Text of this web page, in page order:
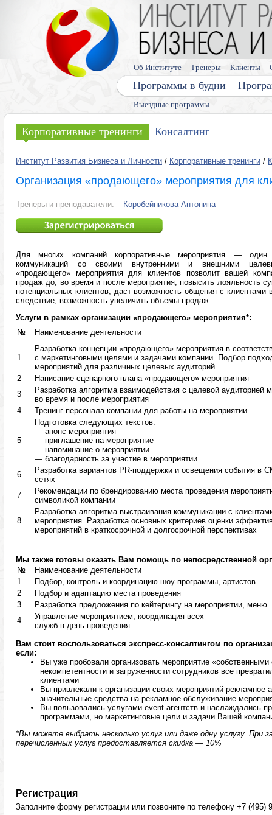
Выездные программы
Программы в будни
Об Институте Тренеры Клиенты
Корпоративные тренинги Консалтинг
Институт Развития Бизнеса и Личности / Корпоративные тренинги /
Организация «продающего» мероприятия для
Тренеры и преподаватели: Коробейникова Антонина
Для многих компаний корпоративные мероприятия — один
коммуникаций со своими внутренними и внешними
«продающего» мероприятия для клиентов позволит вашей
продаж до, во время и после мероприятия, повысить лояльность
потенциальных клиентов, даст возможность общения с клиентами
следствие, возможность увеличить объемы продаж
Услуги в рамках организации «продающего» мероприятия*:
№
Наименование деятельности
1
Разработка концепции «продающего» мероприятия в
с маркетинговыми целями и задачами компании. Подбор
мероприятий для различных целевых аудиторий
2
Написание сценарного плана «продающего» мероприятия
3
Разработка алгоритма взаимодействия с целевой аудиторией
во время и после мероприятия
4
Тренинг персонала компании для работы на мероприятии
5
Подготовка следующих текстов:
— анонс мероприятия
— приглашение на мероприятие
— напоминание о мероприятии
— благодарность за участие в мероприятии
6
Разработка вариантов PR-поддержки и освещения события в
сетях
7
Рекомендации по брендированию места проведения
символикой компании
8
Разработка алгоритма выстраивания коммуникации с
мероприятия. Разработка основных критериев оценки
мероприятий в краткосрочной и долгосрочной перспективах
Мы также готовы оказать Вам помощь по непосредственной
№
Наименование деятельности
1
Подбор, контроль и координацию шоу-программы, артистов
2
Подбор и адаптацию места проведения
3
Разработка предложения по кейтерингу на мероприятии, меню
4
Управление мероприятием, координация всех
служб в день проведения
Вам стоит воспользоваться экспресс-консалтингом по
если:
Вы уже пробовали организовать мероприятие
некомпетентности и загруженности сотрудников все
клиентами
Вы привлекали к организации своих мероприятий рекламное
значительные средства на рекламное обслуживание
Вы пользовались услугами event-агентств и наслаждались
программами, но маркетинговые цели и задачи Вашей
*Вы можете выбрать несколько услуг или даже одну услугу. При
перечисленных услуг предоставляется скидка — 10%
Регистрация
Заполните форму регистрации или позвоните по телефону +7 (495)